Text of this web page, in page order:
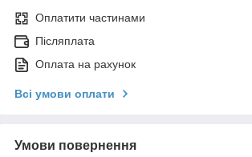
Оплатити частинами
Післяплата
Оплата на рахунок
Всі умови оплати
Умови повернення